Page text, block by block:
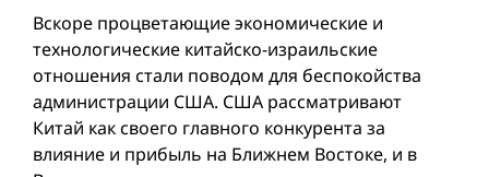
Вскоре процветающие экономические и
технологические китайско-израильские
отношения стали поводом для беспокойства
администрации США. США рассматривают
Китай как своего главного конкурента за
влияние и прибыль на Ближнем Востоке, и в